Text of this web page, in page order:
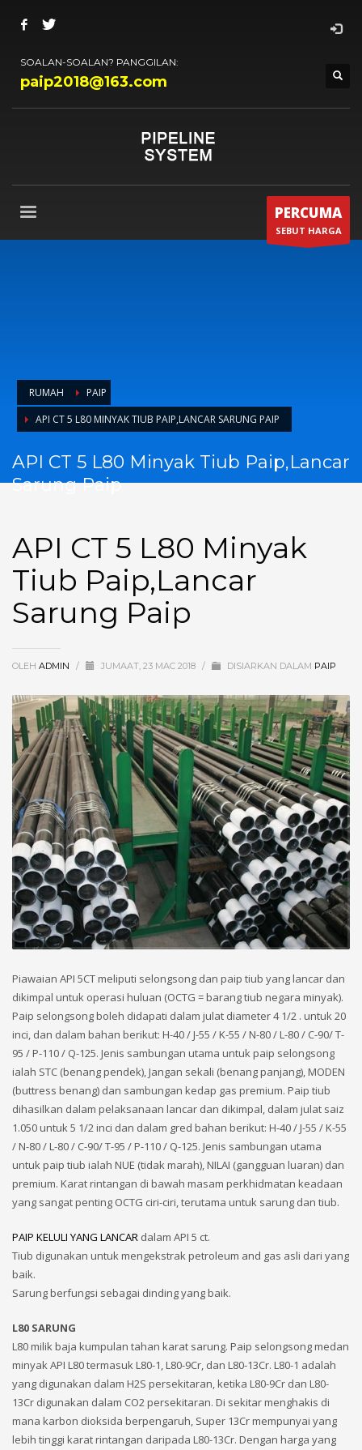
SOALAN-SOALAN? PANGGILAN:
paip2018@163.com
PERCUMA
SEBUT HARGA
RUMAH
PAIP
API CT 5 L80 MINYAK TIUB PAIP,LANCAR SARUNG PAIP
API CT 5 L80 Minyak Tiub Paip,Lancar
Sarung Paip
API CT 5 L80 Minyak
Tiub Paip,Lancar
Sarung Paip
OLEH ADMIN / JUMAAT, 23 MAC 2018 / DISIARKAN DALAM PAIP
Piawaian API 5CT meliputi selongsong dan paip tiub yang lancar dan
dikimpal untuk operasi huluan (OCTG = barang tiub negara minyak).
Paip selongsong boleh didapati dalam julat diameter 4 1/2 . untuk 20
inci, dan dalam bahan berikut: H-40 / J-55 / K-55 / N-80 / L-80 / C-90/ T-
95 / P-110 / Q-125. Jenis sambungan utama untuk paip selongsong
ialah STC (benang pendek), Jangan sekali (benang panjang), MODEN
(buttress benang) dan sambungan kedap gas premium. Paip tiub
dihasilkan dalam pelaksanaan lancar dan dikimpal, dalam julat saiz
1.050 untuk 5 1/2 inci dan dalam gred bahan berikut: H-40 / J-55 / K-55
/ N-80 / L-80 / C-90/ T-95 / P-110 / Q-125. Jenis sambungan utama
untuk paip tiub ialah NUE (tidak marah), NILAI (gangguan luaran) dan
premium. Karat rintangan di bawah masam perkhidmatan keadaan
yang sangat penting OCTG ciri-ciri, terutama untuk sarung dan tiub.
PAIP KELULI YANG LANCAR dalam API 5 ct.
Tiub digunakan untuk mengekstrak petroleum and gas asli dari yang
baik.
Sarung berfungsi sebagai dinding yang baik.
L80 SARUNG
L80 milik baja kumpulan tahan karat sarung. Paip selongsong medan
minyak API L80 termasuk L80-1, L80-9Cr, dan L80-13Cr. L80-1 adalah
yang digunakan dalam H2S persekitaran, ketika L80-9Cr dan L80-
13Cr digunakan dalam CO2 persekitaran. Di sekitar menghakis di
mana karbon dioksida berpengaruh, Super 13Cr mempunyai yang
lebih tinggi karat rintangan daripada L80-13Cr. Dengan harga yang